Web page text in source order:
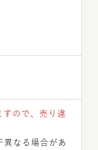
ので、売り違
なる場合があ